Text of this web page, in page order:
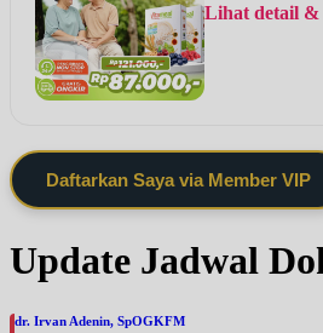
Lihat detail
Daftarkan Saya via Member VIP
Update Jadwal
dr. Irvan Adenin, SpOGKFM